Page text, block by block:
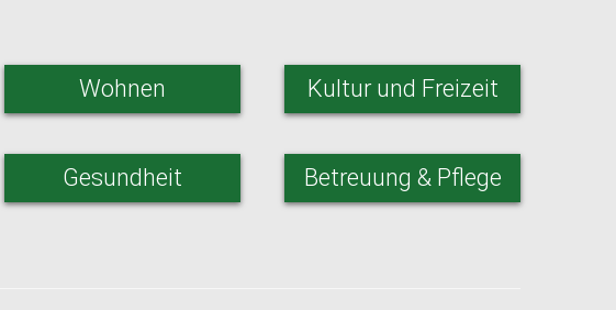
Wohnen Kultur und Freizeit
Gesundheit Betreuung & Pflege